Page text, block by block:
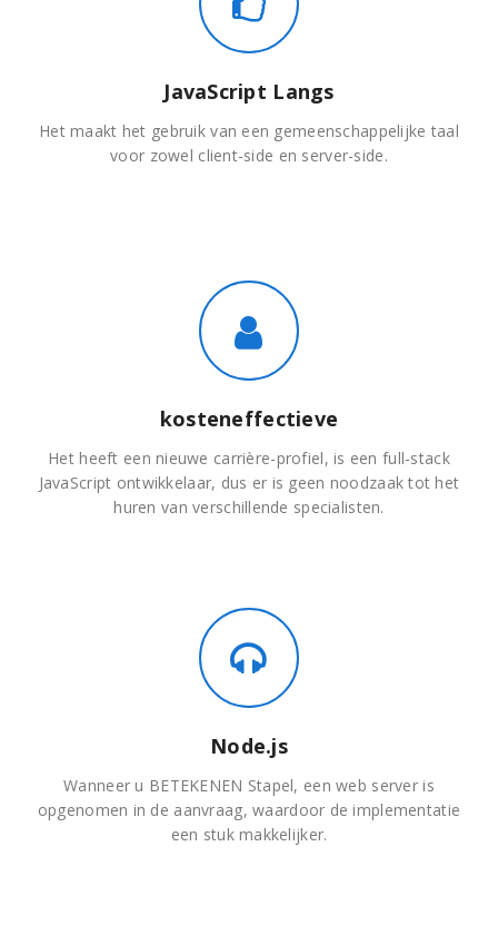
JavaScript Langs
Het maakt het gebruik van een gemeenschappelijke taal
voor zowel client-side en server-side.
kosteneffectieve
Het heeft een nieuwe carrière-profiel, is een full-stack
JavaScript ontwikkelaar, dus er is geen noodzaak tot het
huren van verschillende specialisten.
Node.js
Wanneer u BETEKENEN Stapel, een web server is
opgenomen in de aanvraag, waardoor de implementatie
een stuk makkelijker.